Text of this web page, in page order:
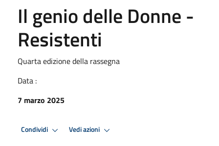
Il genio delle Donne -
Resistenti
Quarta edizione della rassegna
Data :
7 marzo 2025
Condividi Vedi azioni